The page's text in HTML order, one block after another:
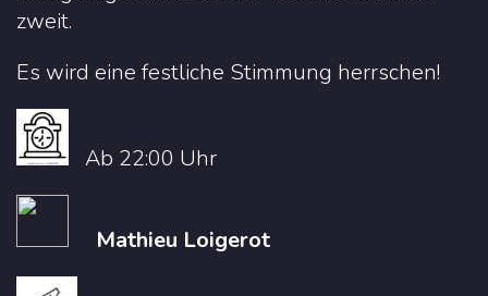
zweit.
Es wird eine festliche Stimmung herrschen!
Ab 22:00 Uhr
Mathieu Loigerot